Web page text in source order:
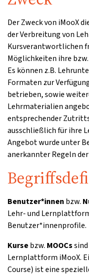
Der Zweck von iMooX
der Verbreitung von
Kursverantwortlichen
Möglichkeiten ihre
Es können z.B.
Formaten zur
betrieben, sowie
Lehrmaterialien
entsprechender
ausschließlich für ihre
Angebot wurde unter
anerkannter Regeln
Benutzer*innen bzw.
Lehr- und
Benutzer*innenprofile.
Kursebzw. MOOCs
Lernplattform iMooX.
Course) ist eine